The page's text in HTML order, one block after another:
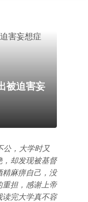
被迫害妄
公，大学时又
却发现被基督
麻痹自己，没
担，感谢上帝
读完大学真不容